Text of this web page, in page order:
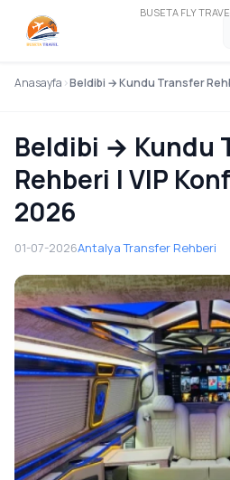
BUSETA FLY
Anasayfa Beldibi → Kundu Transfer
Beldibi → Kundu
Rehberi | VIP
2026
01-07-2026Antalya Transfer Rehberi